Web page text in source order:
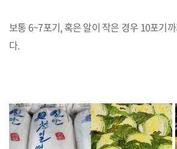
보통 6~7포기, 혹은 알이 작은 경우 10포기
다.